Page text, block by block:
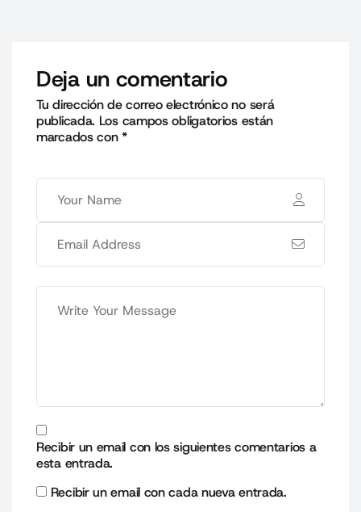
Deja un comentario
Tu dirección de correo electrónico no será
publicada. Los campos obligatorios están
marcados con*
Recibir un email con los siguientes comentarios a
esta entrada.
Recibir un email con cada nueva entrada.